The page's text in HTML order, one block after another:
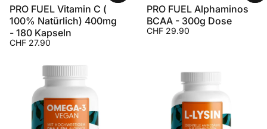
PRO FUEL Vitamin C (
100% Natürlich) 400mg
- 180 Kapseln
CHF 27.90
PRO FUEL Alphaminos
BCAA - 300g Dose
CHF 29.90